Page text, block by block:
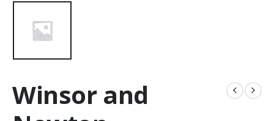
Winsor and